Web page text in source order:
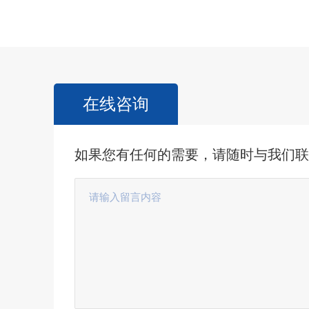
在线咨询
如果您有任何的需要，请随时与我们